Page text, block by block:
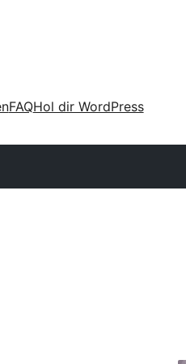
FAQHol dir WordPress